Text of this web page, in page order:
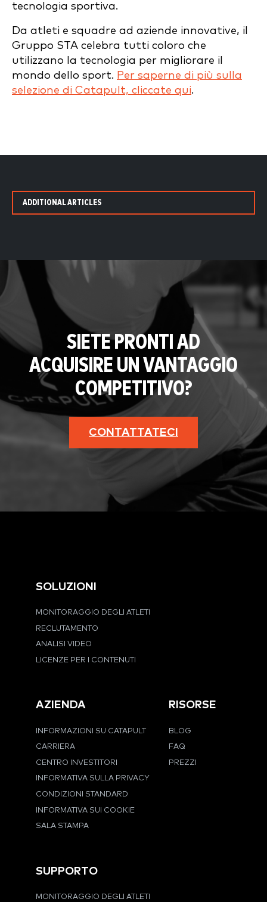
tecnologia sportiva.
Da atleti e squadre ad aziende innovative, il
Gruppo STA celebra tutti coloro che
utilizzano la tecnologia per migliorare il
mondo dello sport. Per saperne di più sulla
selezione di Catapult, cliccate qui.
ADDITIONAL ARTICLES
SIETE PRONTI AD
ACQUISIRE UN VANTAGGIO
COMPETITIVO?
CONTATTATECI
SOLUZIONI
MONITORAGGIO DEGLI ATLETI
RECLUTAMENTO
ANALISI VIDEO
LICENZE PER I CONTENUTI
AZIENDA
INFORMAZIONI SU CATAPULT
CARRIERA
CENTRO INVESTITORI
INFORMATIVA SULLA PRIVACY
CONDIZIONI STANDARD
INFORMATIVA SUI COOKIE
SALA STAMPA
RISORSE
BLOG
FAQ
PREZZI
SUPPORTO
MONITORAGGIO DEGLI ATLETI